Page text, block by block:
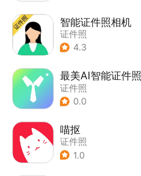
智能证件照相机
证件照
4.3
最美AI智能证件照
证件照
0.0
喵抠
证件照
1.0